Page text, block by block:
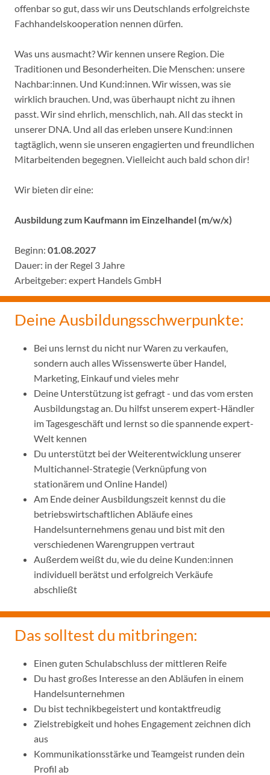
offenbar so gut, dass wir uns Deutschlands erfolgreichste
Fachhandelskooperation nennen dürfen.
Was uns ausmacht? Wir kennen unsere Region. Die
Traditionen und Besonderheiten. Die Menschen: unsere
Nachbar:innen. Und Kund:innen. Wir wissen, was sie
wirklich brauchen. Und, was überhaupt nicht zu ihnen
passt. Wir sind ehrlich, menschlich, nah. All das steckt in
unserer DNA. Und all das erleben unsere Kund:innen
tagtäglich, wenn sie unseren engagierten und freundlichen
Mitarbeitenden begegnen. Vielleicht auch bald schon dir!
Wir bieten dir eine:
Ausbildung zum Kaufmann im Einzelhandel (m/w/x)
Beginn: 01.08.2027
Dauer: in der Regel 3 Jahre
Arbeitgeber: expert Handels GmbH
Deine Ausbildungsschwerpunkte:
Bei uns lernst du nicht nur Waren zu verkaufen,
sondern auch alles Wissenswerte über Handel,
Marketing, Einkauf und vieles mehr
Deine Unterstützung ist gefragt - und das vom ersten
Ausbildungstag an. Du hilfst unserem expert-Händler
im Tagesgeschäft und lernst so die spannende expert-
Welt kennen
Du unterstützt bei der Weiterentwicklung unserer
Multichannel-Strategie (Verknüpfung von
stationärem und Online Handel)
Am Ende deiner Ausbildungszeit kennst du die
betriebswirtschaftlichen Abläufe eines
Handelsunternehmens genau und bist mit den
verschiedenen Warengruppen vertraut
Außerdem weißt du, wie du deine Kunden:innen
individuell berätst und erfolgreich Verkäufe
abschließt
Das solltest du mitbringen:
Einen guten Schulabschluss der mittleren Reife
Du hast großes Interesse an den Abläufen in einem
Handelsunternehmen
Du bist technikbegeistert und kontaktfreudig
Zielstrebigkeit und hohes Engagement zeichnen dich
aus
Kommunikationsstärke und Teamgeist runden dein
Profil ab